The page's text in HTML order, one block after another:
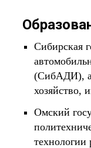
Сибирская
(СибАДИ),
хозяйство,
Омский
технологии